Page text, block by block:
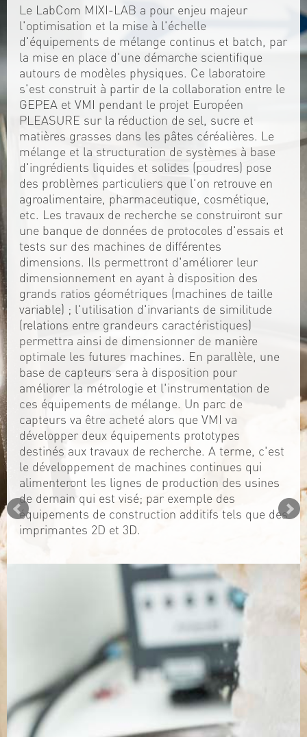
SITE WEB
TÉLÉCHARGEZ LA PLAQUETTE
Contact
Le LabCom MIXI-LAB a pour enjeu majeur
l'optimisation et la mise à l'échelle
d'équipements de mélange continus et batch, par
la mise en place d'une démarche scientifique
autours de modèles physiques. Ce laboratoire
s'est construit à partir de la collaboration entre le
GEPEA et VMI pendant le projet Européen
PLEASURE sur la réduction de sel, sucre et
matières grasses dans les pâtes céréalières. Le
mélange et la structuration de systèmes à base
d'ingrédients liquides et solides (poudres) pose
des problèmes particuliers que l'on retrouve en
agroalimentaire, pharmaceutique, cosmétique,
etc. Les travaux de recherche se construiront sur
une banque de données de protocoles d'essais et
tests sur des machines de différentes
dimensions. Ils permettront d'améliorer leur
dimensionnement en ayant à disposition des
grands ratios géométriques (machines de taille
variable) ; l'utilisation d'invariants de similitude
(relations entre grandeurs caractéristiques)
permettra ainsi de dimensionner de manière
optimale les futures machines. En parallèle, une
base de capteurs sera à disposition pour
améliorer la métrologie et l'instrumentation de
ces équipements de mélange. Un parc de
capteurs va être acheté alors que VMI va
développer deux équipements prototypes
destinés aux travaux de recherche. A terme, c'est
le développement de machines continues qui
alimenteront les lignes de production des usines
de demain qui est visé; par exemple des
équipements de construction additifs tels que des
imprimantes 2D et 3D.